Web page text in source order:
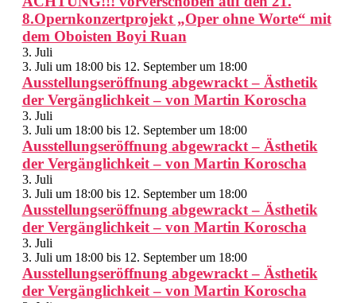
8.Opernkonzertprojekt „Oper ohne Worte“ mit
dem Oboisten Boyi Ruan
3. Juli
3. Juli um 18:00bis 12. September um 18:00
Ausstellungseröffnung abgewrackt – Ästhetik
der Vergänglichkeit – von Martin Koroscha
3. Juli
3. Juli um 18:00bis 12. September um 18:00
Ausstellungseröffnung abgewrackt – Ästhetik
der Vergänglichkeit – von Martin Koroscha
3. Juli
3. Juli um 18:00bis 12. September um 18:00
Ausstellungseröffnung abgewrackt – Ästhetik
der Vergänglichkeit – von Martin Koroscha
3. Juli
3. Juli um 18:00bis 12. September um 18:00
Ausstellungseröffnung abgewrackt – Ästhetik
der Vergänglichkeit – von Martin Koroscha